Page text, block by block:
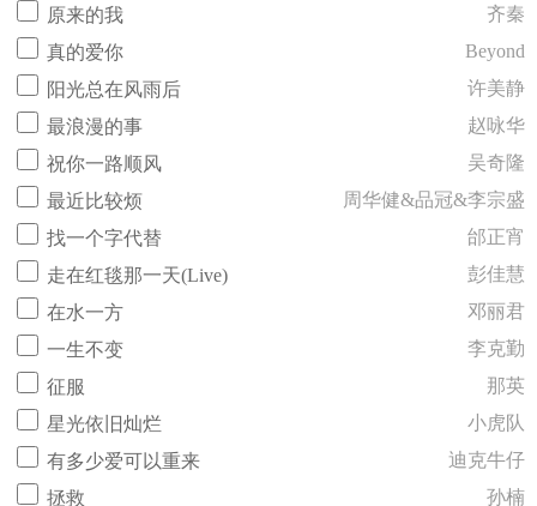
原来的我
齐秦
真的爱你
Beyond
阳光总在风雨后
许美静
最浪漫的事
赵咏华
祝你一路顺风
吴奇隆
最近比较烦
周华健&品冠&李宗盛
找一个字代替
邰正宵
走在红毯那一天(Live)
彭佳慧
在水一方
邓丽君
一生不变
李克勤
征服
那英
星光依旧灿烂
小虎队
有多少爱可以重来
迪克牛仔
拯救
孙楠